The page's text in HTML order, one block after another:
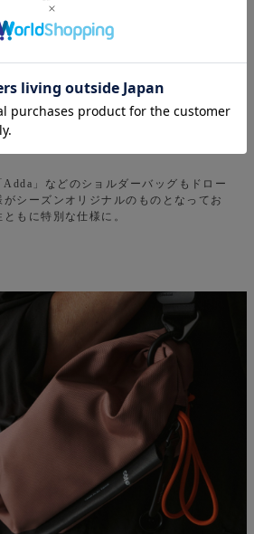
Adda」などのショルダーバッグもドロー
シーズンオリジナルのものとなってお
もに特別な仕様に。